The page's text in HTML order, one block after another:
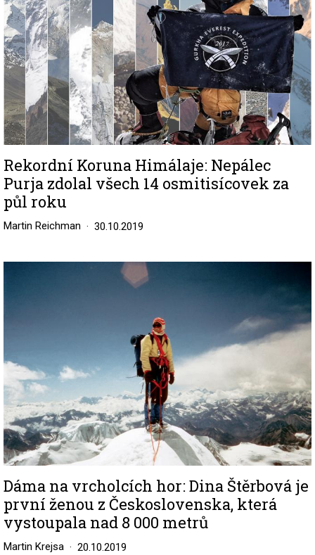
Rekordní Koruna Himálaje: Nepálec
Purja zdolal všech 14 osmitisícovek za
půl roku
Martin Reichman 30.10.2019
Dáma na vrcholcích hor: Dina Štěrbová je
první ženou z Československa, která
vystoupala nad 8 000 metrů
Martin Krejsa 20.10.2019